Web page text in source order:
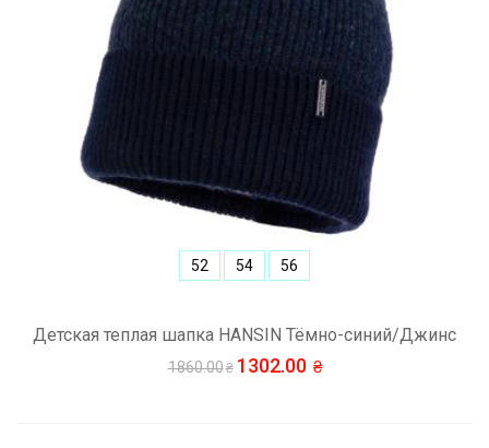
Детская теплая шапка HANSIN Тёмно-синий/Джинс
1860.00 1302.00
52 54 56